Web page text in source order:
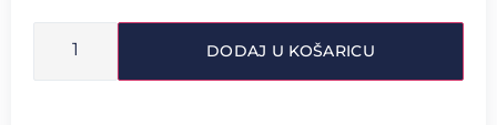
DODAJ U KOŠARICU